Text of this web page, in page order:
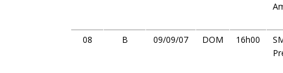
08
B 09/09/07 DOM 16h00